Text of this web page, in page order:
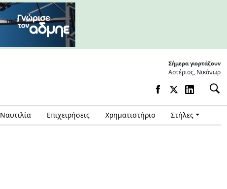
Σήμερα γιορτάζουν
Αστέριος, Νικάνωρ
Ναυτιλία Επιχειρήσεις Χρηματιστήριο Στήλες